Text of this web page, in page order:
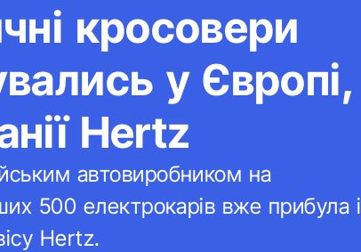
кросовери
у Європі,
Hertz
автовиробником на
500 електрокарів вже прибула і
Hertz.